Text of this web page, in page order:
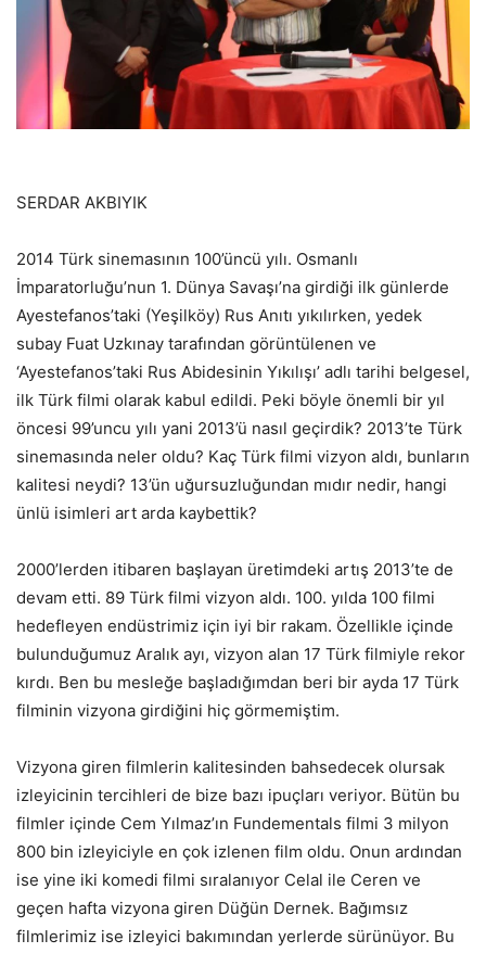
SERDAR AKBIYIK
2014 Türk sinemasının 100’üncü yılı. Osmanlı
İmparatorluğu’nun 1. Dünya Savaşı’na girdiği ilk günlerde
Ayestefanos’taki (Yeşilköy) Rus Anıtı yıkılırken, yedek
subay Fuat Uzkınay tarafından görüntülenen ve
‘Ayestefanos’taki Rus Abidesinin Yıkılışı’ adlı tarihi belgesel,
ilk Türk filmi olarak kabul edildi. Peki böyle önemli bir yıl
öncesi 99’uncu yılı yani 2013’ü nasıl geçirdik? 2013’te Türk
sinemasında neler oldu? Kaç Türk filmi vizyon aldı, bunların
kalitesi neydi? 13’ün uğursuzluğundan mıdır nedir, hangi
ünlü isimleri art arda kaybettik?
2000’lerden itibaren başlayan üretimdeki artış 2013’te de
devam etti. 89 Türk filmi vizyon aldı. 100. yılda 100 filmi
hedefleyen endüstrimiz için iyi bir rakam. Özellikle içinde
bulunduğumuz Aralık ayı, vizyon alan 17 Türk filmiyle rekor
kırdı. Ben bu mesleğe başladığımdan beri bir ayda 17 Türk
filminin vizyona girdiğini hiç görmemiştim.
Vizyona giren filmlerin kalitesinden bahsedecek olursak
izleyicinin tercihleri de bize bazı ipuçları veriyor. Bütün bu
filmler içinde Cem Yılmaz’ın Fundementals filmi 3 milyon
800 bin izleyiciyle en çok izlenen film oldu. Onun ardından
ise yine iki komedi filmi sıralanıyor Celal ile Ceren ve
geçen hafta vizyona giren Düğün Dernek. Bağımsız
filmlerimiz ise izleyici bakımından yerlerde sürünüyor. Bu